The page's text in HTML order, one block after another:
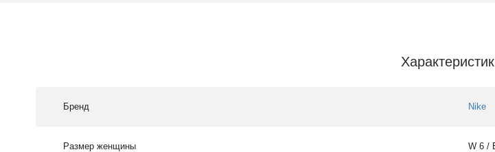
Бренд Nike
Размер женщины W 6 /